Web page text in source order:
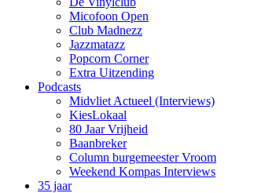
Micofoon Open
Club Madnezz
Jazzmatazz
Popcorn Corner
Extra Uitzending
Podcasts
Midvliet Actueel (Interviews)
KiesLokaal
80 Jaar Vrijheid
Baanbreker
Column burgemeester Vroom
Weekend Kompas Interviews
35 jaar